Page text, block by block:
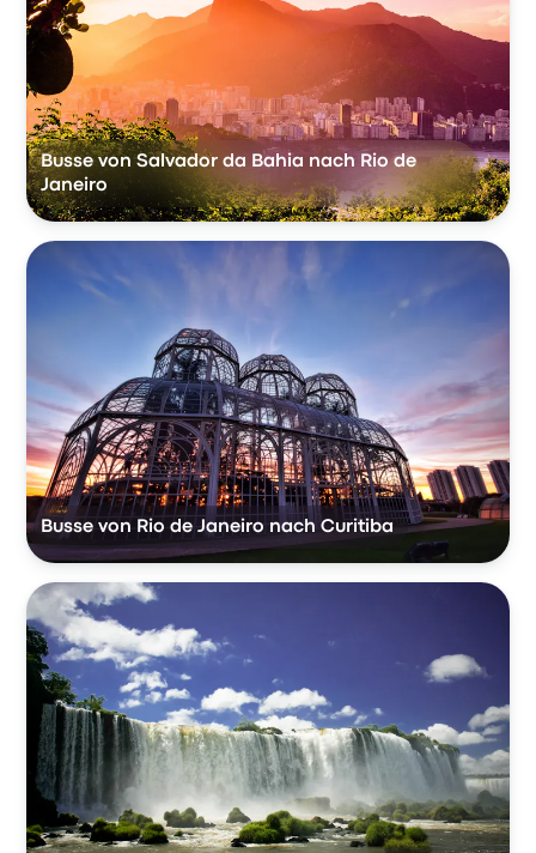
Busse von Salvador da Bahia nach Rio de
Janeiro
Busse von Rio de Janeiro nach Curitiba